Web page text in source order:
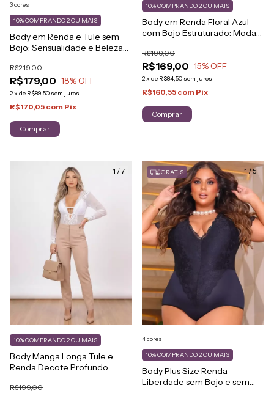
Body em Renda e Tule sem
Bojo: Sensualidade e Beleza
R$179,00
R$219,00
18% OFF
2x de R$89,50 sem juros
10%COMPRANDO 2 OU MAIS
R$170,05 com Pix
3 cores
Comprar
Body em Renda Floral Azul
com Bojo Estruturado: Moda
R$169,00
R$199,00
15% OFF
2x de R$84,50 sem juros
10%COMPRANDO 2 OU MAIS
R$160,55 com Pix
Comprar
1 /7
Body Manga Longa Tule e
Renda Decote Profundo:
R$199,00
10%COMPRANDO 2 OU MAIS
1/5
GRÁTIS
Body Plus Size Renda -
Liberdade sem Bojo e sem
10%COMPRANDO 2 OU MAIS
4 cores